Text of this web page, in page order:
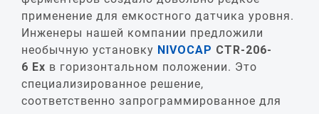
применение для емкостного датчика уровня.
Инженеры нашей компании предложили
необычную установку NIVOCAP CTR-206-
6 Ex в горизонтальном положении. Это
специализированное решение,
соответственно запрограммированное для